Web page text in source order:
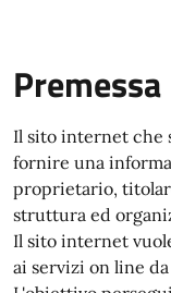
Premessa
Il sito internet che
fornire una
proprietario,
struttura ed
Il sito internet
ai servizi on line